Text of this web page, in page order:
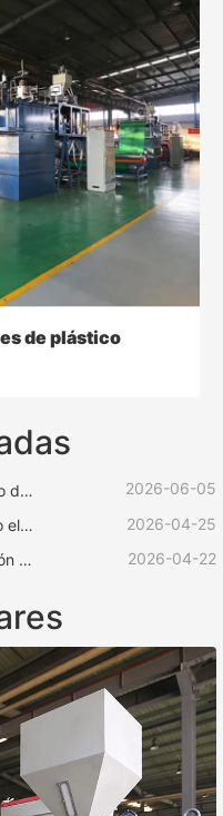
de plástico
Competencia Fronteriza: Testimonio de Fuerza | Equipo ROPENET Apoya la Competencia de Cuerdas "Copa de Rescate Lu Zhen"
2026-06-05
¡Dando forma al futuro, conectando el mundo! | ¡La feria internacional de plásticos y caucho ROPENET 2026 llega a su fin!
2026-04-25
Ropenet Group brilla en la Exposición Internacional de Caucho y Plástico de Shanghái y regresa cargado de oportunidades para expandir su negocio global.
2026-04-22